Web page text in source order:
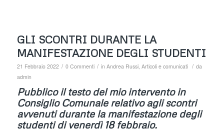
GLI SCONTRI DURANTE LA
MANIFESTAZIONE DEGLI STUDENTI
21 Febbraio 2022 / 0 Commenti / in Andrea Russi, Articoli e comunicati / da
admin
Pubblico il testo del mio intervento in
Consiglio Comunale relativo agli scontri
avvenuti durante la manifestazione degli
studenti di venerdì 18 febbraio.